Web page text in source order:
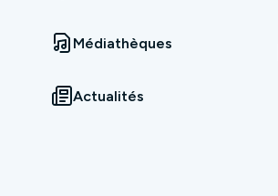
Médiathèques
Actualités